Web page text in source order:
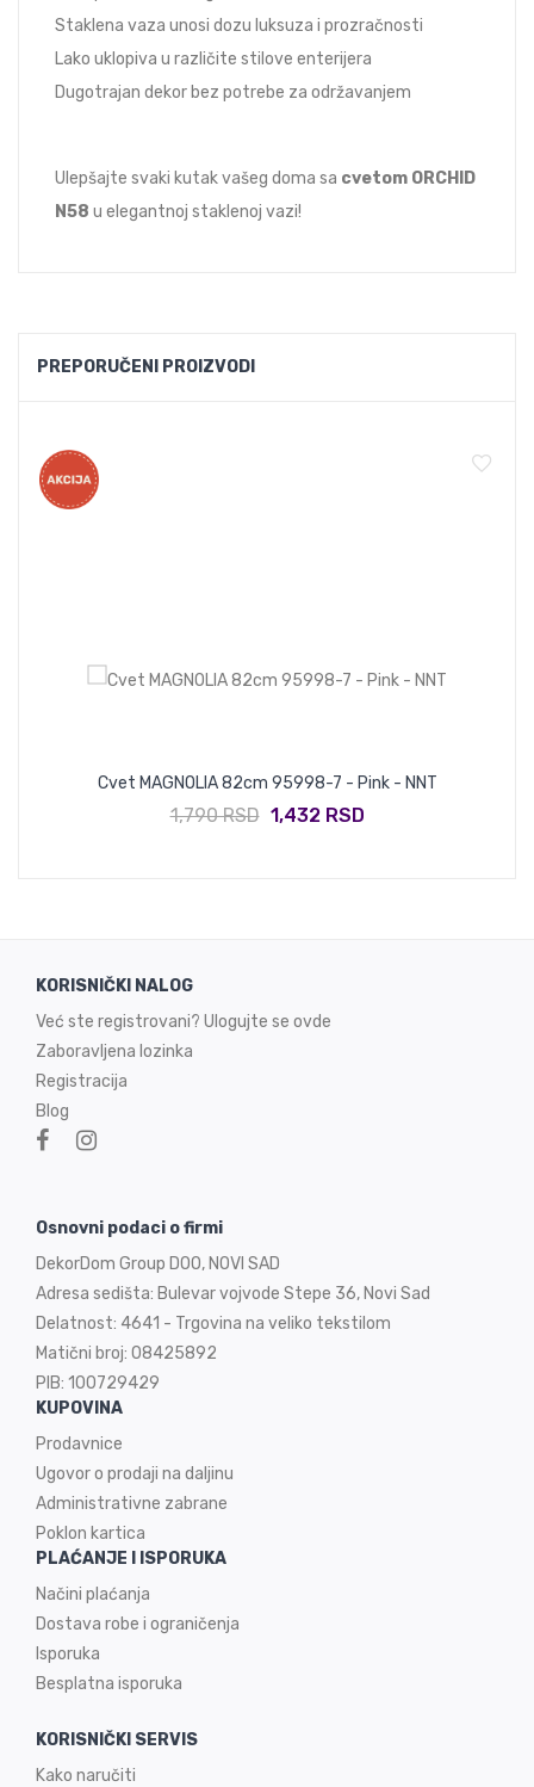
Staklena vaza unosi dozu luksuza i prozračnosti
Lako uklopiva u različite stilove enterijera
Dugotrajan dekor bez potrebe za održavanjem
Ulepšajte svaki kutak vašeg doma sa cvetom ORCHID
N58 u elegantnoj staklenoj vazi!
PREPORUČENI PROIZVODI
Cvet MAGNOLIA 82cm 95998-7 - Pink - NNT
1,790 RSD 1,432 RSD
KORISNIČKI NALOG
Već ste registrovani? Ulogujte se ovde
Zaboravljena lozinka
Registracija
Blog
Osnovni podaci o firmi
DekorDom Group DOO, NOVI SAD
Adresa sedišta: Bulevar vojvode Stepe 36, Novi Sad
Delatnost: 4641 - Trgovina na veliko tekstilom
Matični broj: 08425892
PIB: 100729429
KUPOVINA
Prodavnice
Ugovor o prodaji na daljinu
Administrativne zabrane
Poklon kartica
PLAĆANJE I ISPORUKA
Načini plaćanja
Dostava robe i ograničenja
Isporuka
Besplatna isporuka
KORISNIČKI SERVIS
Kako naručiti